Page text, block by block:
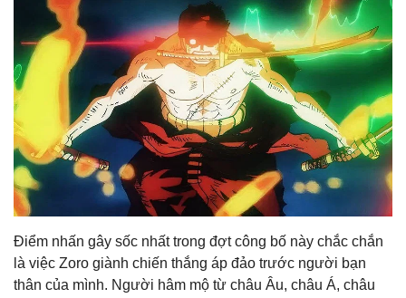
Điểm nhấn gây sốc nhất trong đợt công bố này chắc chắn
là việc Zoro giành chiến thắng áp đảo trước người bạn
thân của mình. Người hâm mộ từ châu Âu, châu Á, châu